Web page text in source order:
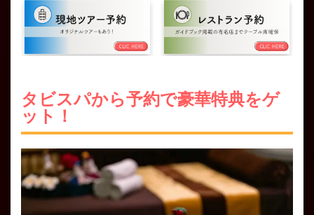
タビスパから予約で豪華特典をゲ
ット！